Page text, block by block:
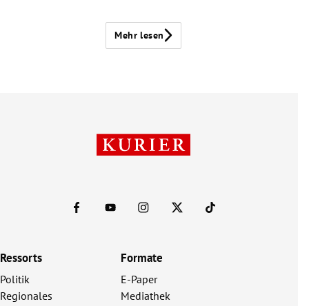
Mehr lesen
Ressorts
Politik
Regionales
Formate
E-Paper
Mediathek